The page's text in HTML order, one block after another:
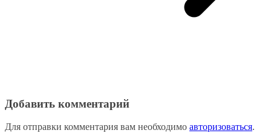
Добавить комментарий
Для отправки комментария вам необходимо авторизоваться.